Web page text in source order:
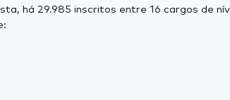
há 29.985 inscritos entre 16 cargos de